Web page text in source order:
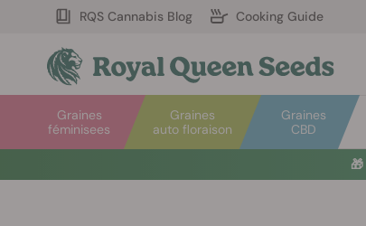
RQS Cannabis Blog Cooking Guide
Graines
auto floraison
Graines
féminisees
Graines
CBD
🎁